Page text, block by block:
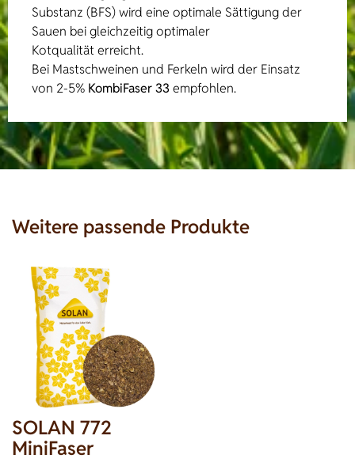
Substanz (BFS) wird eine optimale Sättigung der
Sauen bei gleichzeitig optimaler
Kotqualität erreicht.
Bei Mastschweinen und Ferkeln wird der Einsatz
von 2-5% KombiFaser 33empfohlen.
Weitere passende Produkte
SOLAN 772
MiniFaser